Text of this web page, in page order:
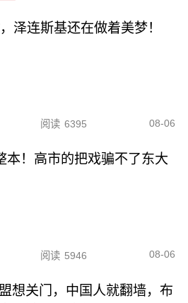
泽连斯基还在做着美梦！
阅读 6395 08-06
本！高市的把戏骗不了东大
阅读 5946 08-06
想关门，中国人就翻墙，布